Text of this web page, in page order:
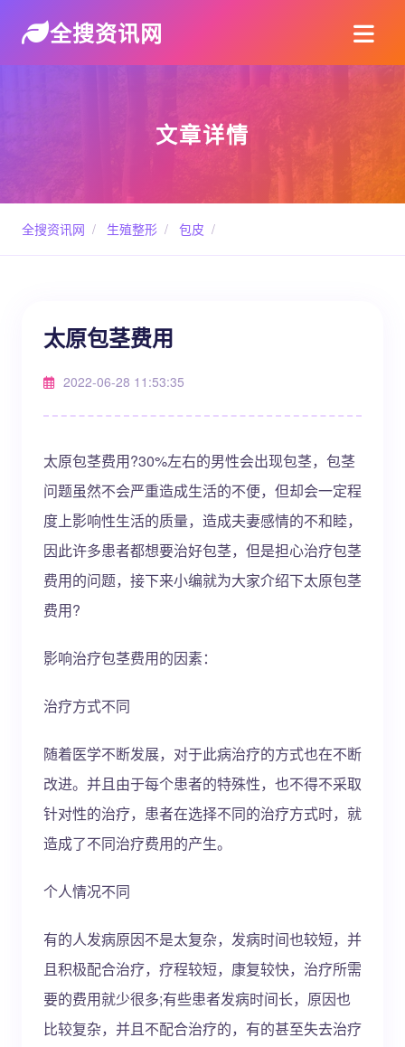
全搜资讯网
文章详情
全搜资讯网 / 生殖整形 / 包皮 /
太原包茎费用
2022-06-28 11:53:35
太原包茎费用?30%左右的男性会出现包茎，包茎
问题虽然不会严重造成生活的不便，但却会一定程
度上影响性生活的质量，造成夫妻感情的不和睦，
因此许多患者都想要治好包茎，但是担心治疗包茎
费用的问题，接下来小编就为大家介绍下太原包茎
费用?
影响治疗包茎费用的因素：
治疗方式不同
随着医学不断发展，对于此病治疗的方式也在不断
改进。并且由于每个患者的特殊性，也不得不采取
针对性的治疗，患者在选择不同的治疗方式时，就
造成了不同治疗费用的产生。
个人情况不同
有的人发病原因不是太复杂，发病时间也较短，并
且积极配合治疗，疗程较短，康复较快，治疗所需
要的费用就少很多;有些患者发病时间长，原因也
比较复杂，并且不配合治疗的，有的甚至失去治疗